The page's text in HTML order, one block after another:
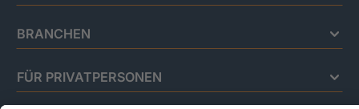
BRANCHEN
FÜR PRIVATPERSONEN